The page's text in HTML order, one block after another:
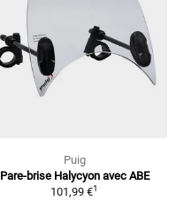
Puig
Pare-brise Halycyon avec ABE
101,99 €1